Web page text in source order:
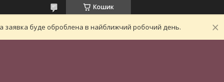
Кошик
заявка буде оброблена в найближчий робочий день.